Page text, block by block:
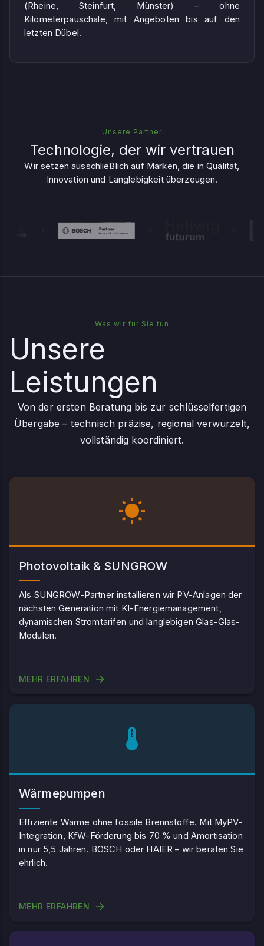
(Rheine, Steinfurt, Münster) – ohne
Kilometerpauschale, mit Angeboten bis auf den
letzten Dübel.
Unsere Partner
Technologie, der wir vertrauen
Wir setzen ausschließlich auf Marken, die in Qualität,
Innovation und Langlebigkeit überzeugen.
Was wir für Sie tun
Unsere
Leistungen
Von der ersten Beratung bis zur schlüsselfertigen
Übergabe – technisch präzise, regional verwurzelt,
vollständig koordiniert.
Photovoltaik & SUNGROW
Als SUNGROW-Partner installieren wir PV-Anlagen der
nächsten Generation mit KI-Energiemanagement,
dynamischen Stromtarifen und langlebigen Glas-Glas-
Modulen.
MEHR ERFAHREN
Wärmepumpen
Effiziente Wärme ohne fossile Brennstoffe. Mit MyPV-
Integration, KfW-Förderung bis 70 % und Amortisation
in nur 5,5 Jahren. BOSCH oder HAIER – wir beraten Sie
ehrlich.
MEHR ERFAHREN